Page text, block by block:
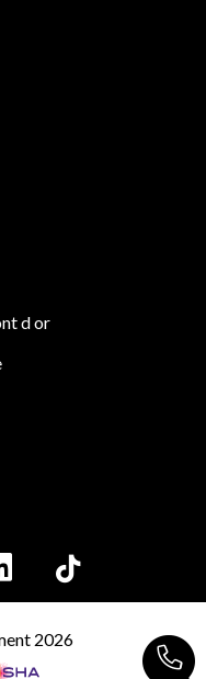
d or
2026